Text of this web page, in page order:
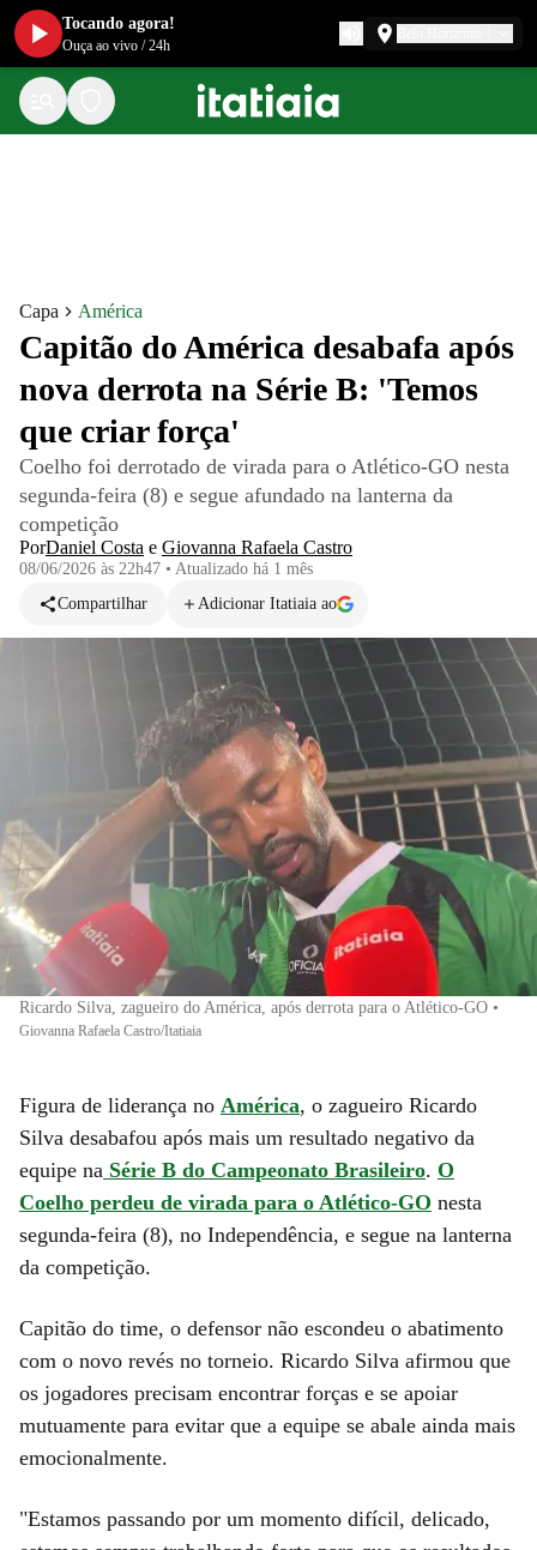
Capa América
Capitão do América desabafa após
nova derrota na Série B: 'Temos
que criar força'
Coelho foi derrotado de virada para o Atlético-GO nesta
segunda-feira (8) e segue afundado na lanterna da
competição
PorDaniel Costa e Giovanna Rafaela Castro
08/06/2026 às 22h47 • Atualizado há 1 mês
Compartilhar
Adicionar Itatiaia ao
Ricardo Silva, zagueiro do América, após derrota para o Atlético-GO •
Giovanna Rafaela Castro/Itatiaia
Figura de liderança no América, o zagueiro Ricardo
Silva desabafou após mais um resultado negativo da
equipe na Série B do Campeonato Brasileiro. O
Coelho perdeu de virada para o Atlético-GO nesta
segunda-feira (8), no Independência, e segue na lanterna
da competição.
Capitão do time, o defensor não escondeu o abatimento
com o novo revés no torneio. Ricardo Silva afirmou que
os jogadores precisam encontrar forças e se apoiar
mutuamente para evitar que a equipe se abale ainda mais
emocionalmente.
"Estamos passando por um momento difícil, delicado,
Tocando agora!
Ouça ao vivo /24h